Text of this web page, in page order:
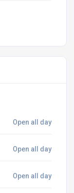
Open all day
Open all day
Open all day